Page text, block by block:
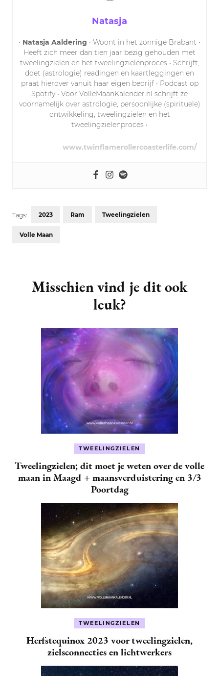
Natasja
• Natasja Aaldering • Woont in het zonnige Brabant •
Heeft zich meer dan tien jaar bezig gehouden met
tweelingzielen en het tweelingzielenproces • Schrijft,
doet (astrologie) readingen en kaartleggingen en
praat hierover vanuit haar eigen bedrijf • Podcast op
Spotify • Voor VolleMaanKalender.nl schrijft ze
voornamelijk over astrologie, persoonlijke (spirituele)
ontwikkeling, tweelingzielen en het
tweelingzielenproces •
www.twinflamerollercoasterlife.com/
Tags: 2023 Ram Tweelingzielen
Volle Maan
Navigation
Misschien vind je dit ook
leuk?
TWEELINGZIELEN
Tweelingzielen; dit moet je weten over de volle
maan in Maagd + maansverduistering en 3/3
Poortdag
TWEELINGZIELEN
Herfstequinox 2023 voor tweelingzielen,
zielsconnecties en lichtwerkers